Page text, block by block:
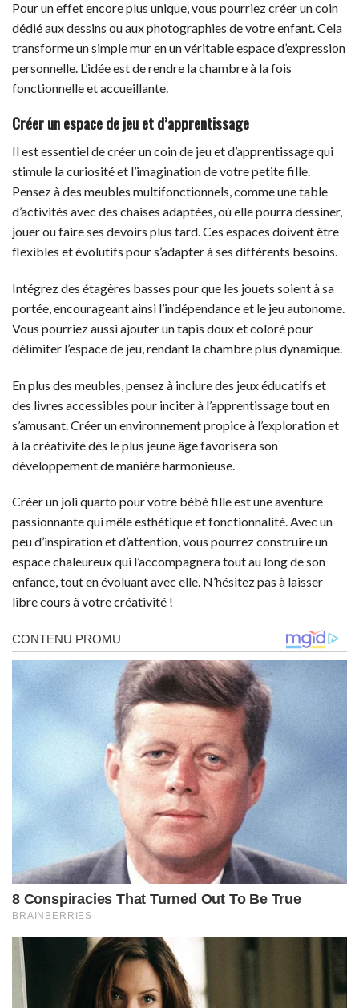
Pour un effet encore plus unique, vous pourriez créer un coin
dédié aux dessins ou aux photographies de votre enfant. Cela
transforme un simple mur en un véritable espace d’expression
personnelle. L’idée est de rendre la chambre à la fois
fonctionnelle et accueillante.
Créer un espace de jeu et d’apprentissage
Il est essentiel de créer un coin de jeu et d’apprentissage qui
stimule la curiosité et l’imagination de votre petite fille.
Pensez à des meubles multifonctionnels, comme une table
d’activités avec des chaises adaptées, où elle pourra dessiner,
jouer ou faire ses devoirs plus tard. Ces espaces doivent être
flexibles et évolutifs pour s’adapter à ses différents besoins.
Intégrez des étagères basses pour que les jouets soient à sa
portée, encourageant ainsi l’indépendance et le jeu autonome.
Vous pourriez aussi ajouter un tapis doux et coloré pour
délimiter l’espace de jeu, rendant la chambre plus dynamique.
En plus des meubles, pensez à inclure des jeux éducatifs et
des livres accessibles pour inciter à l’apprentissage tout en
s’amusant. Créer un environnement propice à l’exploration et
à la créativité dès le plus jeune âge favorisera son
développement de manière harmonieuse.
Créer un joli quarto pour votre bébé fille est une aventure
passionnante qui mêle esthétique et fonctionnalité. Avec un
peu d’inspiration et d’attention, vous pourrez construire un
espace chaleureux qui l’accompagnera tout au long de son
enfance, tout en évoluant avec elle. N’hésitez pas à laisser
libre cours à votre créativité !